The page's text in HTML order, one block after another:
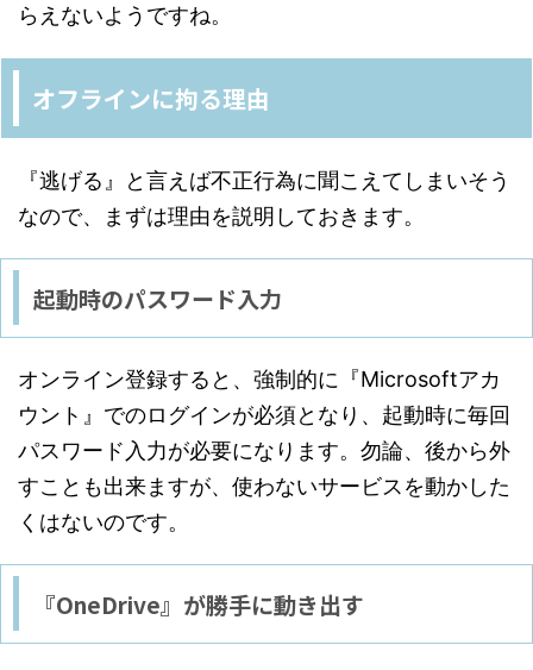
らえないようですね。
オフラインに拘る理由
『逃げる』と言えば不正行為に聞こえてしまいそう
なので、まずは理由を説明しておきます。
起動時のパスワード入力
オンライン登録すると、強制的に『Microsoftアカ
ウント』でのログインが必須となり、起動時に毎回
パスワード入力が必要になります。勿論、後から外
すことも出来ますが、使わないサービスを動かした
くはないのです。
『OneDrive』が勝手に動き出す